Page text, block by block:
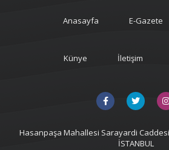
Anasayfa E-Gazete
Künye İletişim
Hasanpaşa Mahallesi Sarayardi Caddesi
İSTANBUL